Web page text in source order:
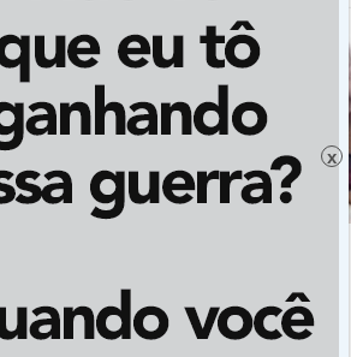
esperança de casal
que luta para filha se
x